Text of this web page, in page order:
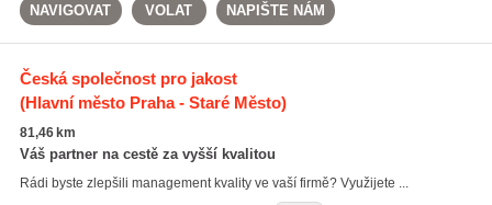
NAVIGOVAT VOLAT NAPIŠTE NÁM
Česká společnost pro jakost
(Hlavní město Praha - Staré Město)
81,46 km
Váš partner na cestě za vyšší kvalitou
Rádi byste zlepšili management kvality ve vaší firmě? Využijete ...